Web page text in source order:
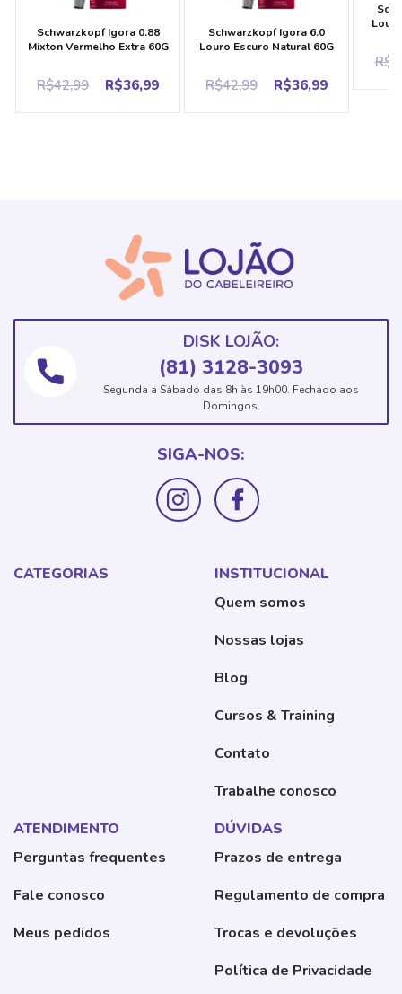
Schwarzkopf Igora 0.88
Mixton Vermelho Extra 60G
R$42,99
Original
R$36,99Current
Schwarzkopf Igora 6.0
Louro Escuro Natural 60G
R$42,99
Original
R$36,99Current
R$
DISK LOJÃO:
(81) 3128-3093
Segunda a Sábado das 8h às 19h00. Fechado aos
Domingos.
SIGA-NOS:
CATEGORIAS
INSTITUCIONAL
Quem somos
Nossas lojas
Blog
Cursos & Training
Contato
Trabalhe conosco
ATENDIMENTO
Perguntas frequentes
Fale conosco
Meus pedidos
DÚVIDAS
Prazos de entrega
Regulamento de compra
Trocas e devoluções
Política de Privacidade